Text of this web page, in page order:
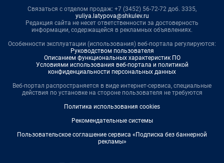
Связаться с отделом продаж: +7 (3452) 56-72-72 доб. 3335,
yuliya.latypova@shkulev.ru
Редакция сайта не несет ответственности за достоверность
информации, содержащейся в рекламных объявлениях.
Особенности эксплуатации (использования) веб-портала регулируются:
Руководством пользователя
Описанием функциональных характеристик ПО
Условиями использования веб-портала и политикой
конфиденциальности персональных данных
Веб-портал распространяется в виде интернет-сервиса, специальные
действия по установке на стороне пользователя не требуются
Политика использования cookies
Рекомендательные системы
Пользовательское соглашение сервиса «Подписка без баннерной
рекламы»